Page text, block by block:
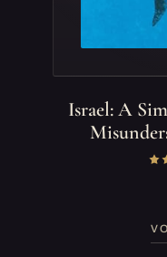
Israel: A